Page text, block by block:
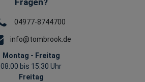
Fragen?
04977-8744700
info@tombrook.de
Montag - Freitag
08:00 bis 15:30 Uhr
Freitag